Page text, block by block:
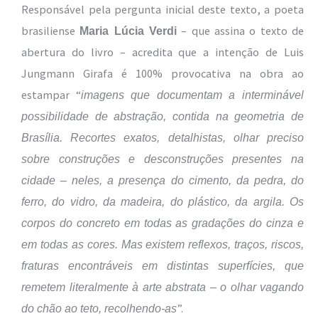
Responsável pela pergunta inicial deste texto, a poeta
brasiliense Maria Lúcia Verdi – que assina o texto de
abertura do livro – acredita que a intenção de Luis
Jungmann Girafa é 100% provocativa na obra ao
estampar “imagens que documentam a interminável
possibilidade de abstração, contida na geometria de
Brasília. Recortes exatos, detalhistas, olhar preciso
sobre construções e desconstruções presentes na
cidade – neles, a presença do cimento, da pedra, do
ferro, do vidro, da madeira, do plástico, da argila. Os
corpos do concreto em todas as gradações do cinza e
em todas as cores. Mas existem reflexos, traços, riscos,
fraturas encontráveis em distintas superfícies, que
remetem literalmente à arte abstrata – o olhar vagando
do chão ao teto, recolhendo-as”.